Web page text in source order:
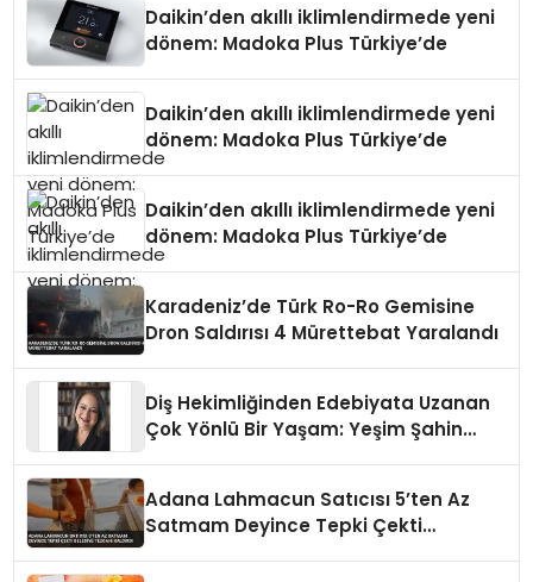
Daikin’den akıllı iklimlendirmede yeni
dönem: Madoka Plus Türkiye’de
Daikin’den akıllı iklimlendirmede yeni
dönem: Madoka Plus Türkiye’de
Daikin’den akıllı iklimlendirmede yeni
dönem: Madoka Plus Türkiye’de
Karadeniz’de Türk Ro-Ro Gemisine
Dron Saldırısı 4 Mürettebat Yaralandı
Diş Hekimliğinden Edebiyata Uzanan
Çok Yönlü Bir Yaşam: Yeşim Şahin
Adana Lahmacun Satıcısı 5’ten Az
Satmam Deyince Tepki Çekti